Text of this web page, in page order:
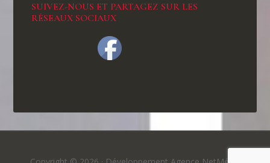
SUIVEZ-NOUS ET PARTAGEZ SUR LES
RÉSEAUX SOCIAUX